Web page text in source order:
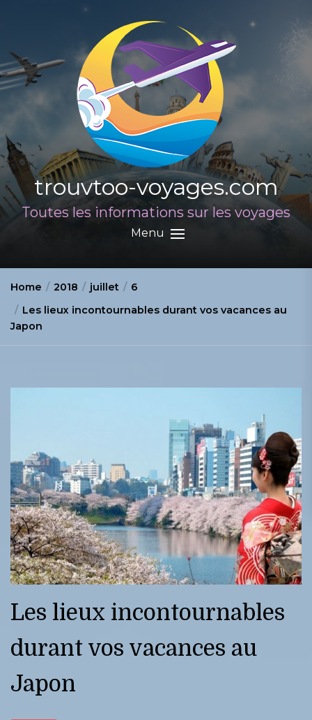
content
trouvtoo-voyages.com
Toutes les informations sur les voyages
Menu
Home 2018 juillet
6
Les lieux incontournables durant vos vacances au
Japon
Les lieux incontournables
durant vos vacances au
Japon